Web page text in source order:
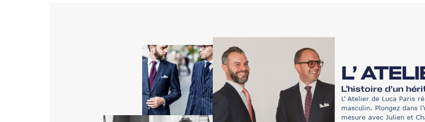
L’
L'histoire d’un
L’ Atelier de Luca Paris
masculin. Plongez dans
mesure avec Julien et